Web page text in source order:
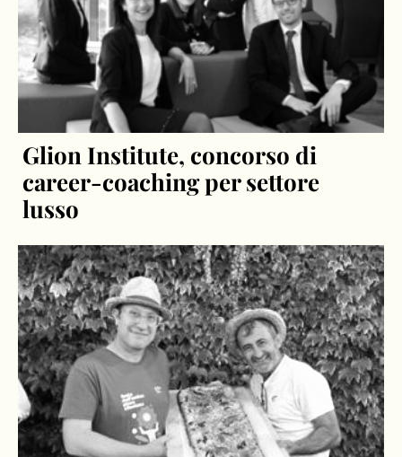
Glion Institute, concorso di
career-coaching per settore
lusso